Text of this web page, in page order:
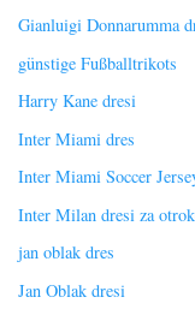
Gianluigi Donnarumma
günstige Fußballtrikots
Harry Kane dresi
Inter Miami dres
Inter Miami Soccer
Inter Milan dresi za
jan oblak dres
Jan Oblak dresi